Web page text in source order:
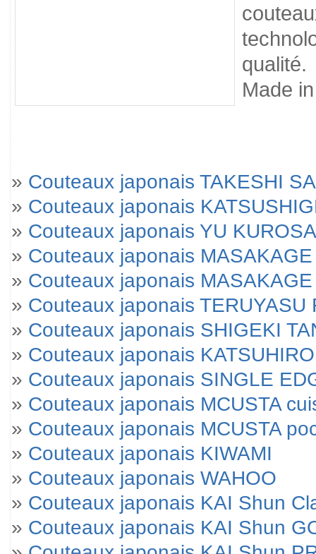
qualité.
Made
» Couteaux japonais TAKESHI
» Couteaux japonais
» Couteaux japonais YU
» Couteaux japonais
» Couteaux japonais
» Couteaux japonais TERUYASU
» Couteaux japonais SHIGEKI
» Couteaux japonais
» Couteaux japonais SINGLE
» Couteaux japonais MCUSTA
» Couteaux japonais MCUSTA
» Couteaux japonais KIWAMI
» Couteaux japonais WAHOO
» Couteaux japonais KAI Shun
» Couteaux japonais KAI Shun